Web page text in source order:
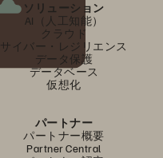
ソリューション
AI（人工知能）
クラウド
サイバー・レジリエンス
データ保護
データベース
仮想化
パートナー
パートナー概要
Partner Central